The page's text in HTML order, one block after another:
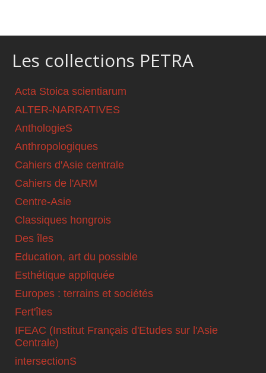
Les collections PETRA
Acta Stoica scientiarum
ALTER-NARRATIVES
AnthologieS
Anthropologiques
Cahiers d'Asie centrale
Cahiers de l'ARM
Centre-Asie
Classiques hongrois
Des îles
Education, art du possible
Esthétique appliquée
Europes : terrains et sociétés
Fert'îles
IFEAC (Institut Français d'Etudes sur l'Asie
Centrale)
intersectionS